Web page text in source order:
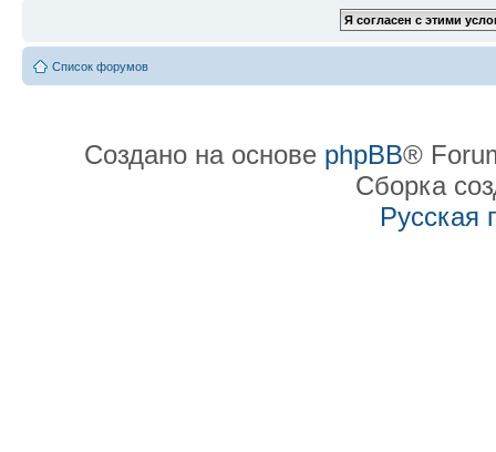
Список форумов
Создано на основе phpBB®
Сборка
Русская